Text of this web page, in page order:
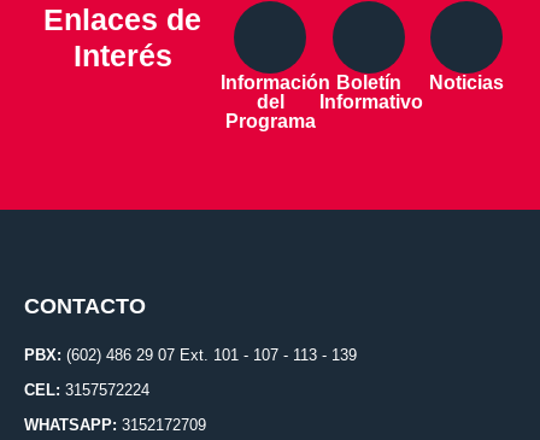
Enlaces de
Interés
Información
del
Programa
Boletín
Informativo
Noticias
CONTACTO
PBX: (602) 486 29 07 Ext. 101 - 107 - 113 - 139
CEL: 3157572224
WHATSAPP: 3152172709